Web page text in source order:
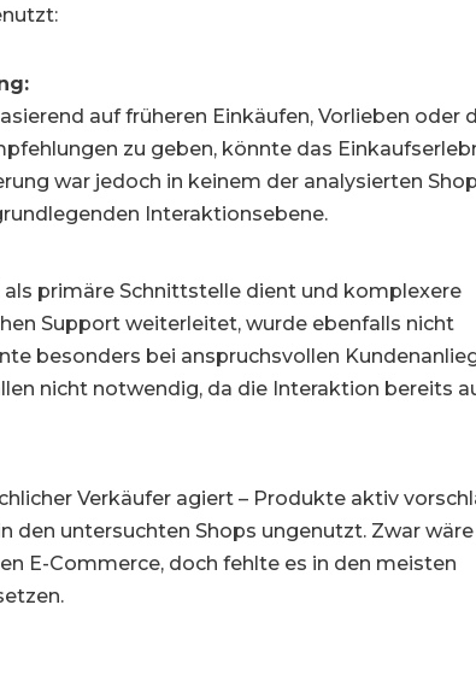
auf früheren Einkäufen, Vorlieben oder
zu geben, könnte das
war jedoch in keinem der analysierten
Interaktionsebene.
primäre Schnittstelle dient und komplexere
Support weiterleitet, wurde ebenfalls nicht
besonders bei anspruchsvollen
nicht notwendig, da die Interaktion bereits
Verkäufer agiert – Produkte aktiv
den untersuchten Shops ungenutzt. Zwar wäre
E-Commerce, doch fehlte es in den meisten